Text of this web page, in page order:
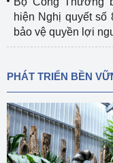
hiện Nghị quyết số
bảo vệ quyền lợi
PHÁT TRIỂN BỀN